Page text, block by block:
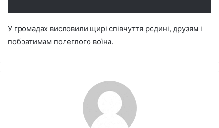
У громадах висловили щирі співчуття родині, друзям і
побратимам полеглого воїна.